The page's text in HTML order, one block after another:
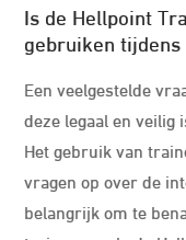
Is de Hellpoint
gebruiken tijdens
Een veelgestelde
deze legaal en veilig
Het gebruik van
vragen op over de
belangrijk om te